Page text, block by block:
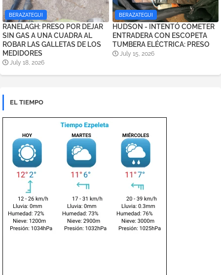
BERAZATEGUI
RANELAGH: PRESO POR DEJAR
SIN GAS A UNA CUADRA AL
ROBAR LAS GALLETAS DE LOS
MEDIDORES
July 18, 2026
BERAZATEGUI
HUDSON - INTENTÓ COMETER
ENTRADERA CON ESCOPETA
TUMBERA ELÉCTRICA: PRESO
July 15, 2026
EL TIEMPO